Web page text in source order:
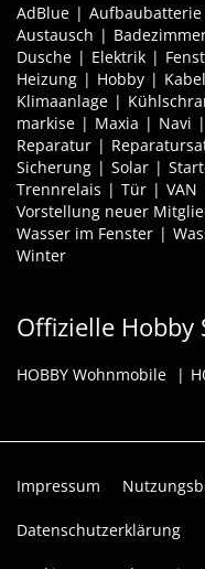
AdBlue Aufbaubatterie
Austausch
Dusche
Elektrik
Heizung
Hobby
Klimaanlage
markise
Maxia Navi
Reparatur
Sicherung
Solar
Trennrelais
Tür VAN
Vorstellung neuer
Wasser im Fenster
Winter
Offizielle Hobby
HOBBY Wohnmobile
Impressum
Datenschutzerklärung